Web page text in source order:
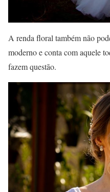
A renda floral também não
moderno e conta com aquele
fazem questão.